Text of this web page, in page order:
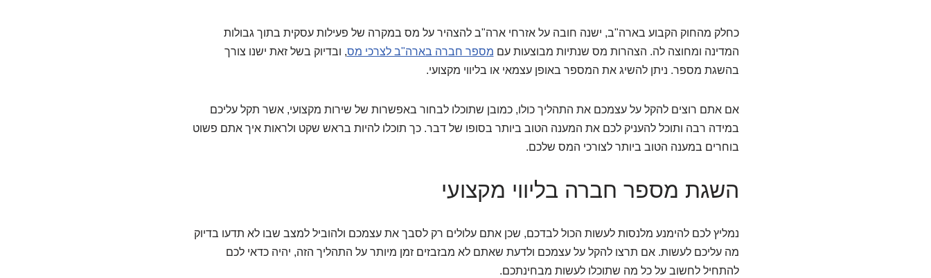
כחלק מהחוק הקבוע בארה"ב, ישנה חובה על אזרחי ארה"ב להצהיר על מס במקרה של פעילות עסקית בתוך גבולות
המדינה ומחוצה לה. הצהרות מס שנתיות מבוצעות עם מספר חברה בארה"ב לצרכי מס, ובדיוק בשל זאת ישנו צורך
בהשגת מספר. ניתן להשיג את המספר באופן עצמאי או בליווי מקצועי.
אם אתם רוצים להקל על עצמכם את התהליך כולו, כמובן שתוכלו לבחור באפשרות של שירות מקצועי, אשר תקל עליכם
במידה רבה ותוכל להעניק לכם את המענה הטוב ביותר בסופו של דבר. כך תוכלו להיות בראש שקט ולראות איך אתם פשוט
בוחרים במענה הטוב ביותר לצורכי המס שלכם.
השגת מספר חברה בליווי מקצועי
נמליץ לכם להימנע מלנסות לעשות הכול לבדכם, שכן אתם עלולים רק לסבך את עצמכם ולהוביל למצב שבו לא תדעו בדיוק
מה עליכם לעשות. אם תרצו להקל על עצמכם ולדעת שאתם לא מבזבזים זמן מיותר על התהליך הזה, יהיה כדאי לכם
להתחיל לחשוב על כל מה שתוכלו לעשות מבחינתכם.